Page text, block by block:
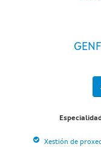
Xestión de